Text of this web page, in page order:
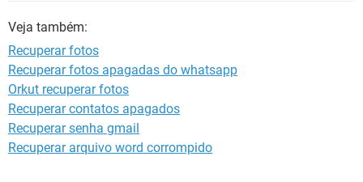
Veja também:
Recuperar fotos
Recuperar fotos apagadas do whatsapp
Orkut recuperar fotos
Recuperar contatos apagados
Recuperar senha gmail
Recuperar arquivo word corrompido